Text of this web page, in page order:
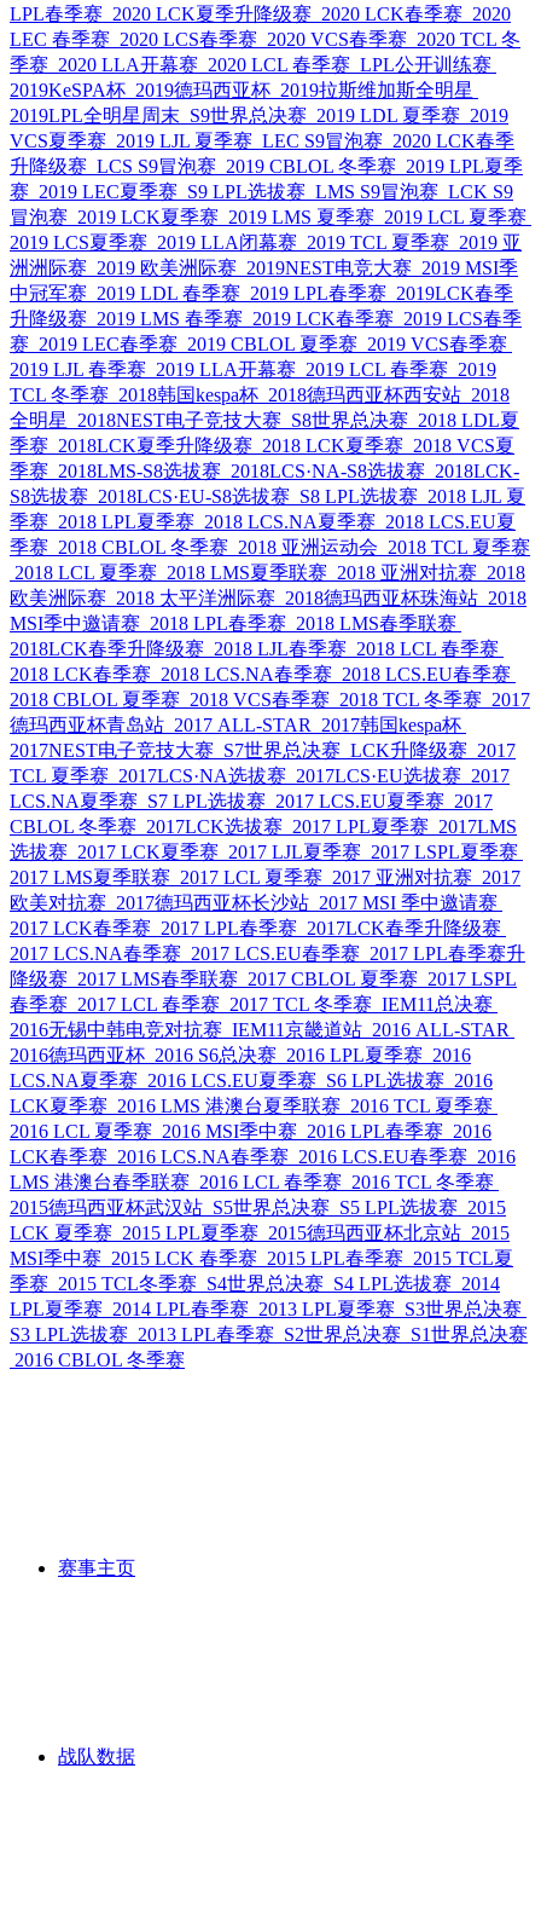
LPL春季赛 2020 LCK夏季升降级赛 2020 LCK春季赛 2020
LEC 春季赛 2020 LCS春季赛 2020 VCS春季赛 2020 TCL 冬
季赛 2020 LLA开幕赛 2020 LCL 春季赛 LPL公开训练赛
2019KeSPA杯 2019德玛西亚杯 2019拉斯维加斯全明星
2019LPL全明星周末 S9世界总决赛 2019 LDL 夏季赛 2019
VCS夏季赛 2019 LJL 夏季赛 LEC S9冒泡赛 2020 LCK春季
升降级赛 LCS S9冒泡赛 2019 CBLOL 冬季赛 2019 LPL夏季
赛 2019 LEC夏季赛 S9 LPL选拔赛 LMS S9冒泡赛 LCK S9
冒泡赛 2019 LCK夏季赛 2019 LMS 夏季赛 2019 LCL 夏季赛
2019 LCS夏季赛 2019 LLA闭幕赛 2019 TCL 夏季赛 2019 亚
洲洲际赛 2019 欧美洲际赛 2019NEST电竞大赛 2019 MSI季
中冠军赛 2019 LDL 春季赛 2019 LPL春季赛 2019LCK春季
升降级赛 2019 LMS 春季赛 2019 LCK春季赛 2019 LCS春季
赛 2019 LEC春季赛 2019 CBLOL 夏季赛 2019 VCS春季赛
2019 LJL 春季赛 2019 LLA开幕赛 2019 LCL 春季赛 2019
TCL 冬季赛 2018韩国kespa杯 2018德玛西亚杯西安站 2018
全明星
2018NEST电子竞技大赛 S8世界总决赛 2018 LDL夏
季赛 2018LCK夏季升降级赛 2018 LCK夏季赛 2018 VCS夏
季赛 2018LMS-S8选拔赛 2018LCS·NA-S8选拔赛 2018LCK-
S8选拔赛 2018LCS·EU-S8选拔赛 S8 LPL选拔赛 2018 LJL 夏
季赛 2018 LPL夏季赛 2018 LCS.NA夏季赛 2018 LCS.EU夏
季赛 2018 CBLOL 冬季赛 2018 亚洲运动会 2018 TCL 夏季赛
2018 LCL 夏季赛 2018 LMS夏季联赛 2018 亚洲对抗赛 2018
欧美洲际赛 2018 太平洋洲际赛 2018德玛西亚杯珠海站 2018
MSI季中邀请赛 2018 LPL春季赛 2018 LMS春季联赛
2018LCK春季升降级赛 2018 LJL春季赛 2018 LCL 春季赛
2018 LCK春季赛 2018 LCS.NA春季赛 2018 LCS.EU春季赛
2018 CBLOL 夏季赛 2018 VCS春季赛 2018 TCL 冬季赛 2017
德玛西亚杯青岛站 2017 ALL-STAR
2017韩国kespa杯
2017NEST电子竞技大赛 S7世界总决赛 LCK升降级赛 2017
TCL 夏季赛 2017LCS·NA选拔赛 2017LCS·EU选拔赛 2017
LCS.NA夏季赛 S7 LPL选拔赛 2017 LCS.EU夏季赛 2017
CBLOL 冬季赛 2017LCK选拔赛 2017 LPL夏季赛 2017LMS
选拔赛 2017 LCK夏季赛 2017 LJL夏季赛 2017 LSPL夏季赛
2017 LMS夏季联赛 2017 LCL 夏季赛 2017 亚洲对抗赛 2017
欧美对抗赛 2017德玛西亚杯长沙站 2017 MSI 季中邀请赛
2017 LCK春季赛 2017 LPL春季赛 2017LCK春季升降级赛
2017 LCS.NA春季赛 2017 LCS.EU春季赛 2017 LPL春季赛升
降级赛 2017 LMS春季联赛 2017 CBLOL 夏季赛 2017 LSPL
春季赛 2017 LCL 春季赛 2017 TCL 冬季赛 IEM11总决赛
2016无锡中韩电竞对抗赛 IEM11京畿道站 2016 ALL-STAR
2016德玛西亚杯 2016 S6总决赛 2016 LPL夏季赛 2016
LCS.NA夏季赛 2016 LCS.EU夏季赛 S6 LPL选拔赛 2016
LCK夏季赛 2016 LMS 港澳台夏季联赛 2016 TCL 夏季赛
2016 LCL 夏季赛 2016 MSI季中赛 2016 LPL春季赛 2016
LCK春季赛 2016 LCS.NA春季赛 2016 LCS.EU春季赛 2016
LMS 港澳台春季联赛 2016 LCL 春季赛 2016 TCL 冬季赛
2015德玛西亚杯武汉站 S5世界总决赛 S5 LPL选拔赛 2015
LCK 夏季赛 2015 LPL夏季赛 2015德玛西亚杯北京站 2015
MSI季中赛 2015 LCK 春季赛 2015 LPL春季赛 2015 TCL夏
季赛 2015 TCL冬季赛 S4世界总决赛 S4 LPL选拔赛 2014
LPL夏季赛 2014 LPL春季赛 2013 LPL夏季赛 S3世界总决赛
S3 LPL选拔赛 2013 LPL春季赛 S2世界总决赛 S1世界总决赛
2016 CBLOL 冬季赛
赛事主页
战队数据